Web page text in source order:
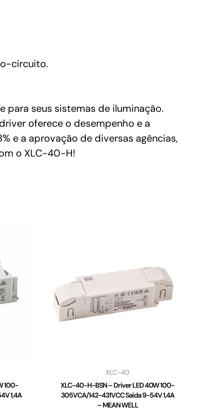
circuito.
para seus sistemas de iluminação.
oferece o desempenho e a
e a aprovação de diversas agências,
o XLC-40-H!
100-
1,4A
XLC-40
XLC-40-H-BSN – Driver LED 40W 100-
305VCA/142-431VCC Saída 9-54V 1,4A
– MEAN WELL